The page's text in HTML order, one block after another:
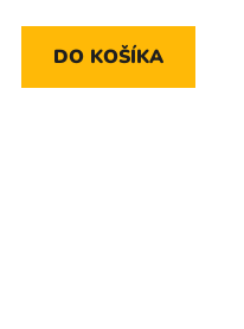
DO KOŠÍKA